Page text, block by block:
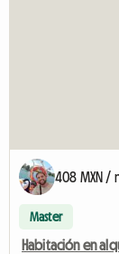
408 MXN /
Master
Habitación en